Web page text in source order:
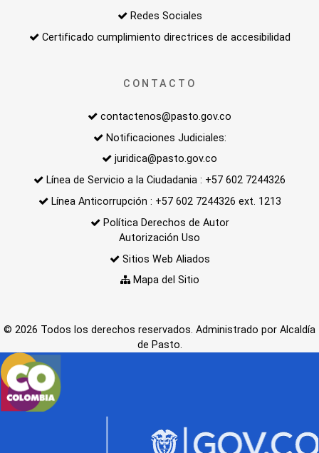
Redes Sociales
Certificado cumplimiento directrices de accesibilidad
CONTACTO
contactenos@pasto.gov.co
Notificaciones Judiciales:
juridica@pasto.gov.co
Línea de Servicio a la Ciudadania : +57 602 7244326
Línea Anticorrupción : +57 602 7244326 ext. 1213
Política Derechos de Autor
Autorización Uso
Sitios Web Aliados
Mapa del Sitio
© 2026 Todos los derechos reservados. Administrado por Alcaldía
de Pasto.